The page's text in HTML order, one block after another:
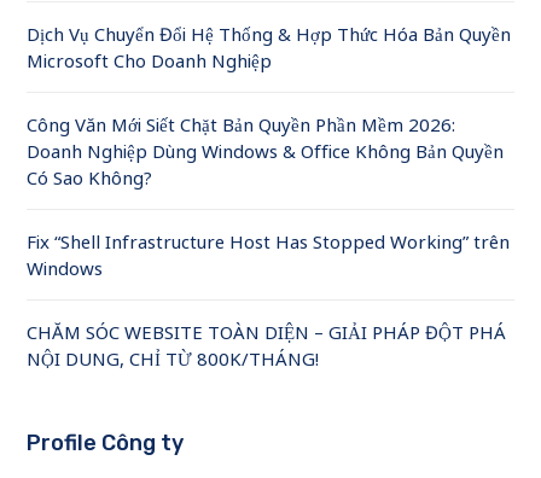
Dịch Vụ Chuyển Đổi Hệ Thống & Hợp Thức Hóa Bản Quyền
Microsoft Cho Doanh Nghiệp
Công Văn Mới Siết Chặt Bản Quyền Phần Mềm 2026:
Doanh Nghiệp Dùng Windows & Office Không Bản Quyền
Có Sao Không?
Fix “Shell Infrastructure Host Has Stopped Working” trên
Windows
CHĂM SÓC WEBSITE TOÀN DIỆN – GIẢI PHÁP ĐỘT PHÁ
NỘI DUNG, CHỈ TỪ 800K/THÁNG!
Profile Công ty